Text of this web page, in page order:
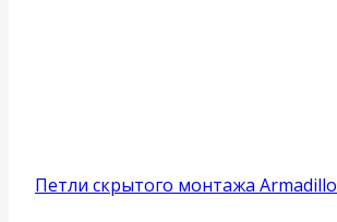
Петли скрытого монтажа Armadillo